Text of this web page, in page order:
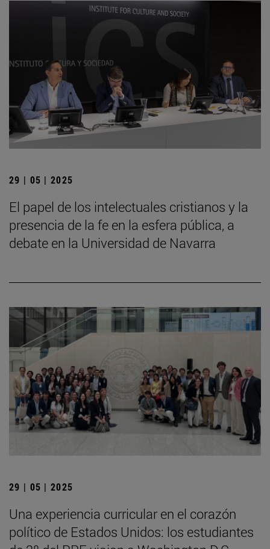
29 | 05 | 2025
El papel de los intelectuales cristianos y la
presencia de la fe en la esfera pública, a
debate en la Universidad de Navarra
29 | 05 | 2025
Una experiencia curricular en el corazón
político de Estados Unidos: los estudiantes